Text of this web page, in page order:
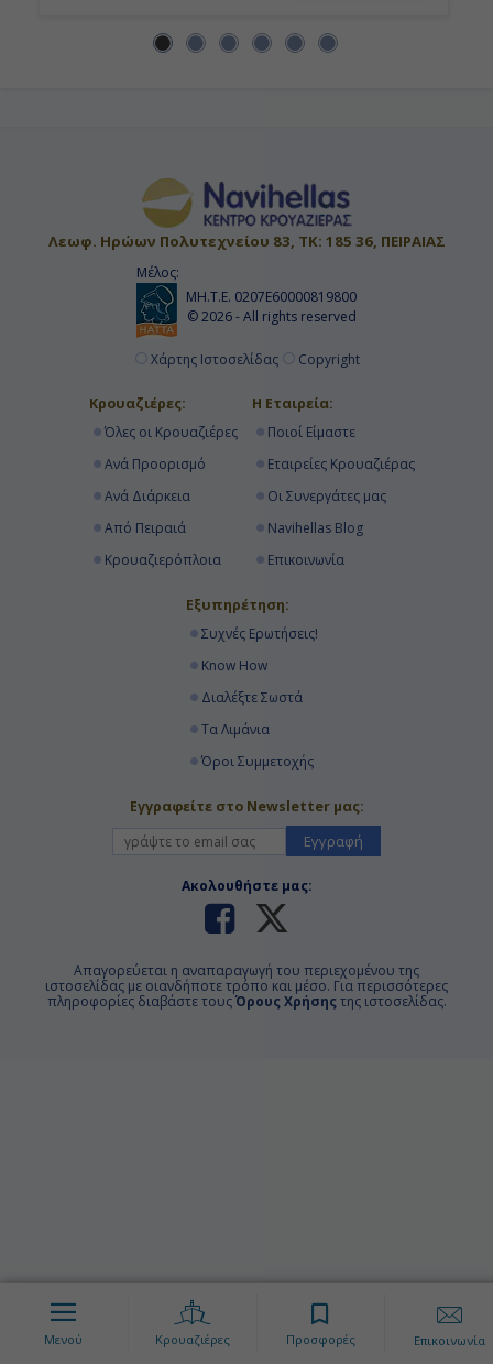
Λεωφ. Ηρώων Πολυτεχνείου 83, ΤΚ: 185 36, ΠΕΙΡΑΙΑΣ
Μέλος:
ΜΗ.Τ.Ε. 0207Ε60000819800
© 2026 - All rights reserved
Χάρτης Ιστοσελίδας Copyright
Κρουαζιέρες:
Όλες οι Κρουαζιέρες
Ανά Προορισμό
Ανά Διάρκεια
Από Πειραιά
Κρουαζιερόπλοια
Η Εταιρεία:
Ποιοί Είμαστε
Εταιρείες Κρουαζιέρας
Οι Συνεργάτες μας
Navihellas Blog
Επικοινωνία
Εξυπηρέτηση:
Συχνές Ερωτήσεις!
Know How
Διαλέξτε Σωστά
Τα Λιμάνια
Όροι Συμμετοχής
Εγγραφείτε στο Newsletter μας:
Εγγραφή
Ακολουθήστε μας:
Απαγορεύεται η αναπαραγωγή του περιεχομένου της
ιστοσελίδας με οιανδήποτε τρόπο και μέσο. Για περισσότερες
πληροφορίες διαβάστε τουςΌρους Χρήσης της ιστοσελίδας.
Μενού Κρουαζιέρες Προσφορές Επικοινωνία